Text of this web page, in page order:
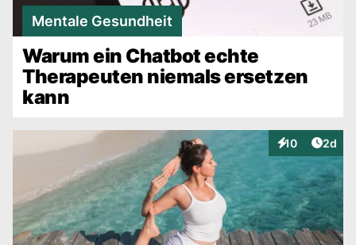
Mentale Gesundheit
Warum ein Chatbot echte
Therapeuten niemals ersetzen
kann
10
Interaktionen
2d